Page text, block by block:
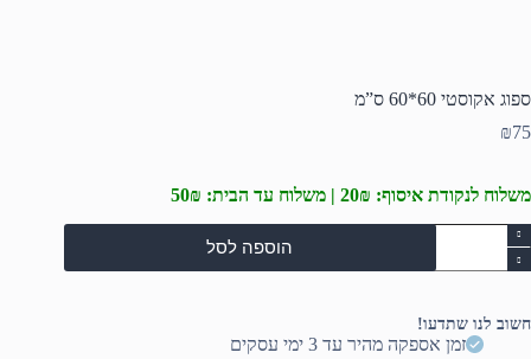
ספוג אקוסטי 60*60 ס”מ
₪75
משלוח לנקודת איסוף: 20₪ | משלוח עד הבית: 50₪
כמות
של
ספוג
60*60
ס"מ
הוספה לסל
חשוב לנו שתדעו!
זמן אספקה מהיר עד 3 ימי עסקים